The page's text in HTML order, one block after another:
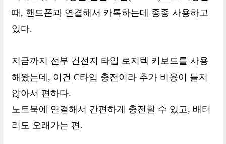
때, 핸드폰과 연결해서 카톡하는데 종종 사용하고
있다.
지금까지 전부 건전지 타입 로지텍 키보드를 사용
해왔는데, 이건 C타입 충전이라 추가 비용이 들지
않아서 편하다.
노트북에 연결해서 간편하게 충전할 수 있고, 배터
리도 오래가는 편.